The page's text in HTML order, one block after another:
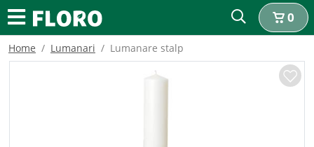
0
Home Lumanari Lumanare stalp